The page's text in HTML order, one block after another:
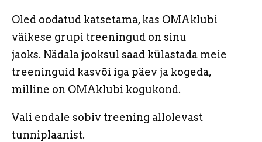
Oled oodatud katsetama, kas OMAklubi
väikese grupi treeningud on sinu
jaoks. Nädala jooksul saad külastada meie
treeninguid kasvõi iga päev ja kogeda,
milline on OMAklubi kogukond.
Vali endale sobiv treening allolevast
tunniplaanist.